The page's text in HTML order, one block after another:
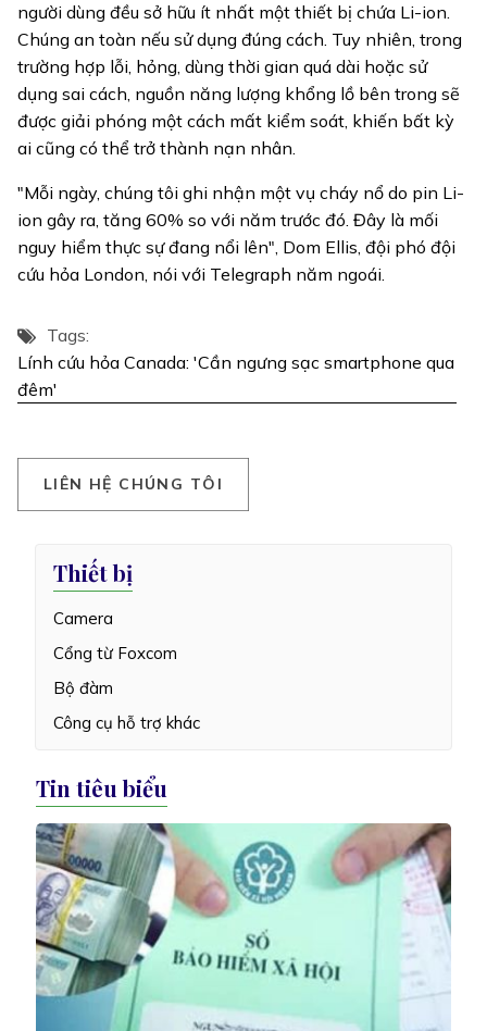
người dùng đều sở hữu ít nhất một thiết bị chứa Li-ion.
Chúng an toàn nếu sử dụng đúng cách. Tuy nhiên, trong
trường hợp lỗi, hỏng, dùng thời gian quá dài hoặc sử
dụng sai cách, nguồn năng lượng khổng lồ bên trong sẽ
được giải phóng một cách mất kiểm soát, khiến bất kỳ
ai cũng có thể trở thành nạn nhân.
"Mỗi ngày, chúng tôi ghi nhận một vụ cháy nổ do pin Li-
ion gây ra, tăng 60% so với năm trước đó. Đây là mối
nguy hiểm thực sự đang nổi lên", Dom Ellis, đội phó đội
cứu hỏa London, nói với Telegraph năm ngoái.
Tags:
Lính cứu hỏa Canada: 'Cần ngưng sạc smartphone qua
đêm'
LI ÊN HỆ C HÚN G TÔ I
Thiết bị
Camera
Cổng từ Foxcom
Bộ đàm
Công cụ hỗ trợ khác
Tin tiêu biểu